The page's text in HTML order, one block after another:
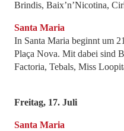
Brindis, Baix’n’Nicotina,
Santa Maria
In Santa Maria beginnt um
Plaça Nova. Mit dabei sind
Factoria, Tebals, Miss
Freitag, 17. Juli
Santa Maria